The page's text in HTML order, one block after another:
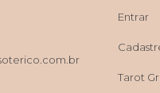
Entrar
Tarot